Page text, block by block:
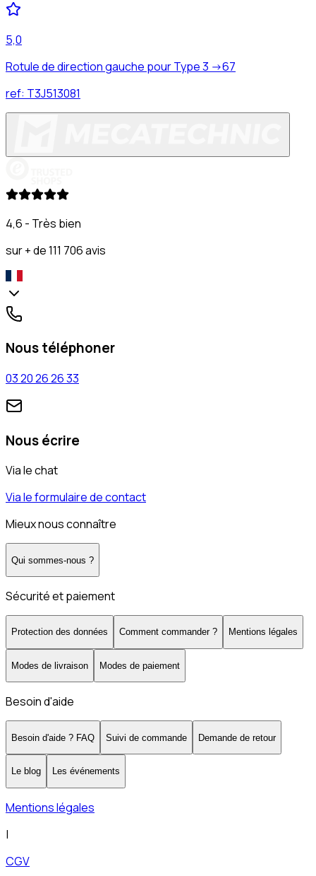
5,0
Rotule de direction gauche pour Type 3 ->67
ref: T3J513081
4,6 - Très bien
sur + de 111 706 avis
Nous téléphoner
03 20 26 26 33
Nous écrire
Via le chat
Via le formulaire de contact
Mieux nous connaître
Qui sommes-nous ?
Sécurité et paiement
Protection des données Comment commander ? Mentions légales
Modes de livraison Modes de paiement
Besoin d'aide
Besoin d'aide ? FAQ Suivi de commande Demande de retour
Le blog Les événements
Mentions légales
|
CGV